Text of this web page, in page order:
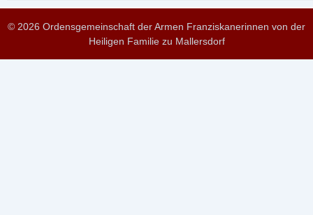
© 2026 Ordensgemeinschaft der Armen Franziskanerinnen von der
Heiligen Familie zu Mallersdorf